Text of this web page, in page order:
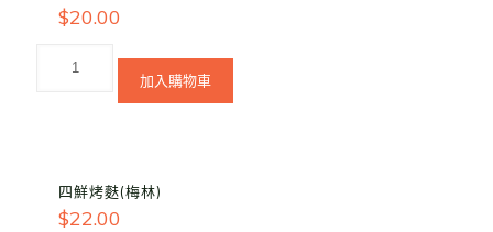
$20.00
加入購物車
四鮮烤麩(梅林)
$22.00